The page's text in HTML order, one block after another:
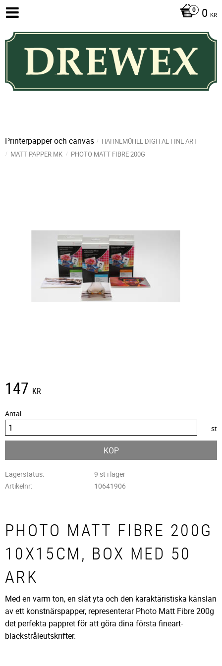
0 KR
Printerpapper och canvas
HAHNEMÜHLE DIGITAL FINE ART
MATT PAPPER MK
PHOTO MATT FIBRE 200G
147 KR
Antal
st
KÖP
Lagerstatus
9 st i lager
Artikelnr
10641906
PHOTO MATT FIBRE 200G
10X15CM, BOX MED 50
ARK
Med en varm ton, en slät yta och den karaktäristiska känslan
av ett konstnärspapper, representerar Photo Matt Fibre 200g
det perfekta pappret för att göra dina första fineart-
bläckstråleutskrifter.